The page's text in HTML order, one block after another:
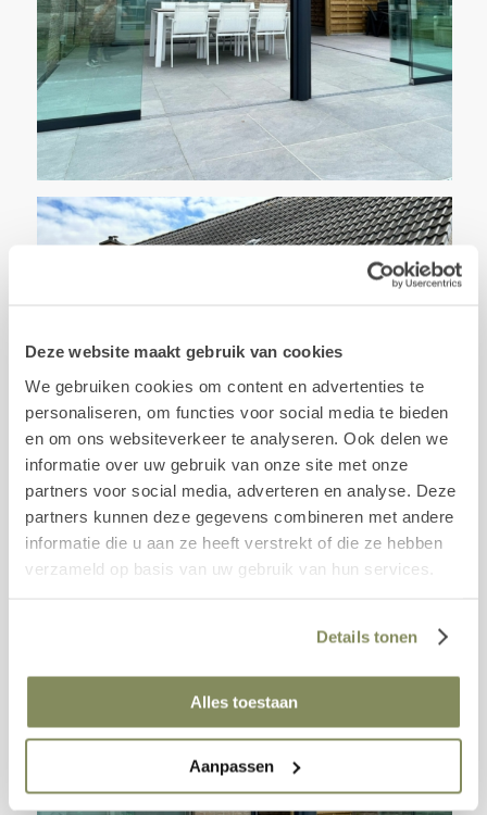
Deze website maakt gebruik van cookies
We gebruiken cookies om content en advertenties te
personaliseren, om functies voor social media te bieden
en om ons websiteverkeer te analyseren. Ook delen we
informatie over uw gebruik van onze site met onze
partners voor social media, adverteren en analyse. Deze
partners kunnen deze gegevens combineren met andere
informatie die u aan ze heeft verstrekt of die ze hebben
verzameld op basis van uw gebruik van hun services.
Details tonen
Alles toestaan
Aanpassen